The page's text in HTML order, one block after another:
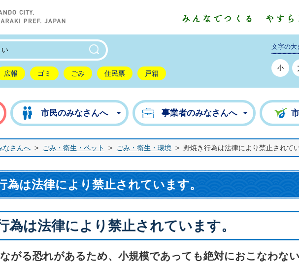
広報 ゴミ ごみ 住民票 戸籍
文字の大
小
市民のみなさんへ 事業者のみなさんへ
なさんへ > ごみ・衛生・ペット > ごみ・衛生・環境 > 野焼き行為は法律により禁止されて
為は法律により禁止されています。
為は法律により禁止されています。
ながる恐れがあるため、小規模であっても絶対におこな